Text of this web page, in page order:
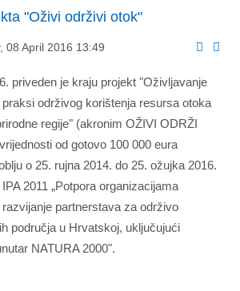
"Oživi održivi otok"
08 April 2016 13:49
priveden je kraju projekt "Oživljavanje
održivog korištenja resursa otoka
regije" (akronim OŽIVI ODRŽI
od gotovo 100 000 eura
o 25. rujna 2014. do 25. ožujka 2016.
2011 „Potpora organizacijama
partnerstava za održivo
područja u Hrvatskoj, uključujući
NATURA 2000".